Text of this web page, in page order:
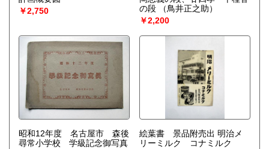
￥2,750
の段
（鳥井正之助）
￥2,200
昭和12年度 名古屋市 森後
尋常小学校 学級記念御写真
絵葉書 景品附売出 明治メ
リーミルク コナミルク